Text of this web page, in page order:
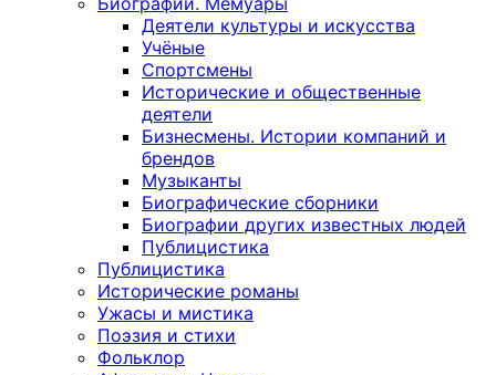
Деятели культуры и искусства
Учёные
Спортсмены
Исторические и общественные
деятели
Бизнесмены. Истории компаний и
брендов
Музыканты
Биографические сборники
Биографии других известных людей
Публицистика
Публицистика
Исторические романы
Ужасы и мистика
Поэзия и стихи
Фольклор